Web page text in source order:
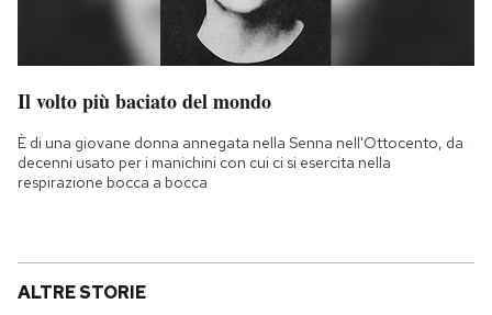
Il volto più baciato del mondo
È di una giovane donna annegata nella Senna nell'Ottocento, da
decenni usato per i manichini con cui ci si esercita nella
respirazione bocca a bocca
ALTRE STORIE